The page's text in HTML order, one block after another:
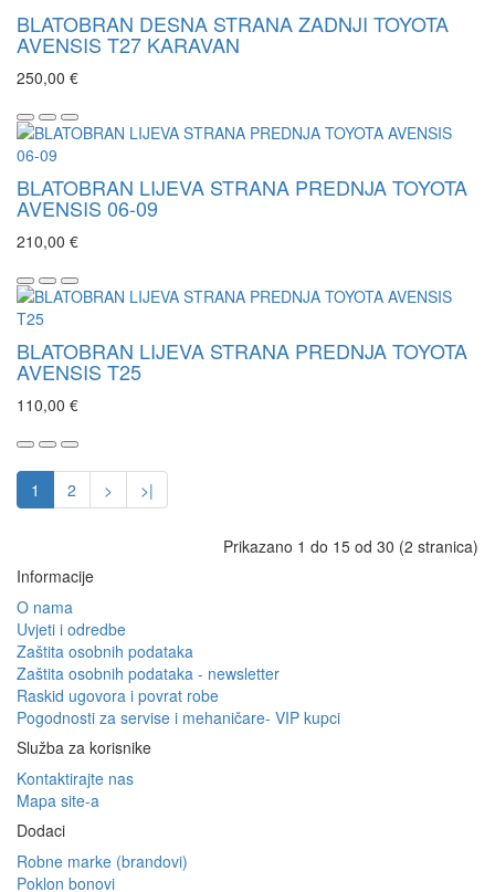
BLATOBRAN DESNA STRANA ZADNJI TOYOTA
AVENSIS T27 KARAVAN
250,00 €
BLATOBRAN LIJEVA STRANA PREDNJA TOYOTA
AVENSIS 06-09
210,00 €
BLATOBRAN LIJEVA STRANA PREDNJA TOYOTA
AVENSIS T25
110,00 €
1 2 > >|
Prikazano 1 do 15 od 30 (2 stranica)
Informacije
O nama
Uvjeti i odredbe
Zaštita osobnih podataka
Zaštita osobnih podataka - newsletter
Raskid ugovora i povrat robe
Pogodnosti za servise i mehaničare- VIP kupci
Služba za korisnike
Kontaktirajte nas
Mapa site-a
Dodaci
Robne marke (brandovi)
Poklon bonovi